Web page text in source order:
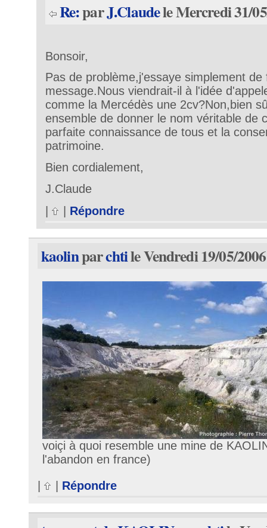
Re:parJ.Claudele Mercredi 31/
Bonsoir,
Pas de problème,j'essaye simplement de
message.Nous viendrait-il à l'idée
comme la Mercédès une 2cv?Non,bien
ensemble de donner le nom véritable de
parfaite connaissance de tous et la
patrimoine.
Bien cordialement,
J.Claude
Répondre
kaolinparchtile Vendredi 19/05/
voiçi à quoi resemble une mine de
l'abandon en france)
Répondre